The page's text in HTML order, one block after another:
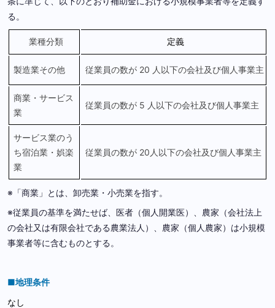
る。
業種分類 定義
製造業その他 従業員の数が 20 人以下の会社及び個人事業主
商業・サービス
業
従業員の数が 5 人以下の会社及び個人事業主
サービス業のう
ち宿泊業・娯楽
業
従業員の数が 20人以下の会社及び個人事業主
※「商業」とは、卸売業・小売業を指す。
※従業員の基準を満たせば、医者（個人開業医）、農家（会社法上
の会社又は有限会社である農業法人）、農家（個人農家）は小規模
事業者等に含むものとする。
■地理条件
なし